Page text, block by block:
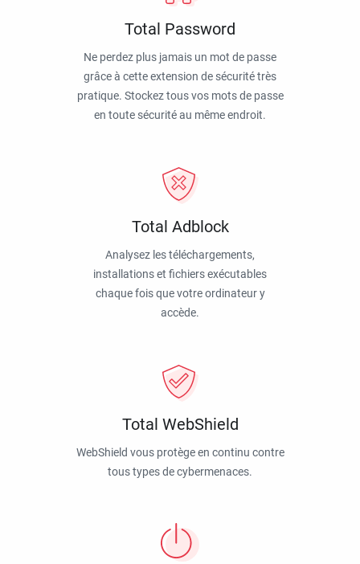
Total Password
Ne perdez plus jamais un mot de passe
grâce à cette extension de sécurité très
pratique. Stockez tous vos mots de passe
en toute sécurité au même endroit.
Total Adblock
Analysez les téléchargements,
installations et fichiers exécutables
chaque fois que votre ordinateur y
accède.
Total WebShield
WebShield vous protège en continu contre
tous types de cybermenaces.